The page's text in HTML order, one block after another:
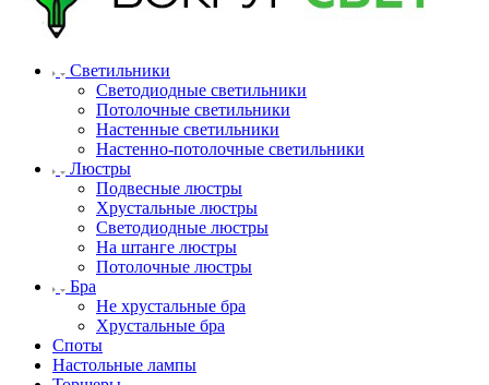
Светильники
Светодиодные светильники
Потолочные светильники
Настенные светильники
Настенно-потолочные светильники
Люстры
Подвесные люстры
Хрустальные люстры
Светодиодные люстры
На штанге люстры
Потолочные люстры
Бра
Не хрустальные бра
Хрустальные бра
Споты
Настольные лампы